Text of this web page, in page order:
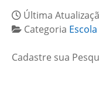
Última
Categoria
Cadastre sua